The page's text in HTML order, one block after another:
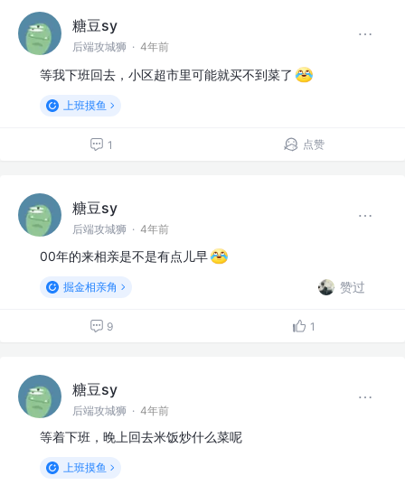
糖豆sy
后端攻城狮 · 4年前
等我下班回去，小区超市里可能就买不到菜了
上班摸鱼
1 点赞
糖豆sy
后端攻城狮 · 4年前
00年的来相亲是不是有点儿早
掘金相亲角 赞过
9 1
糖豆sy
后端攻城狮 · 4年前
等着下班，晚上回去米饭炒什么菜呢
上班摸鱼